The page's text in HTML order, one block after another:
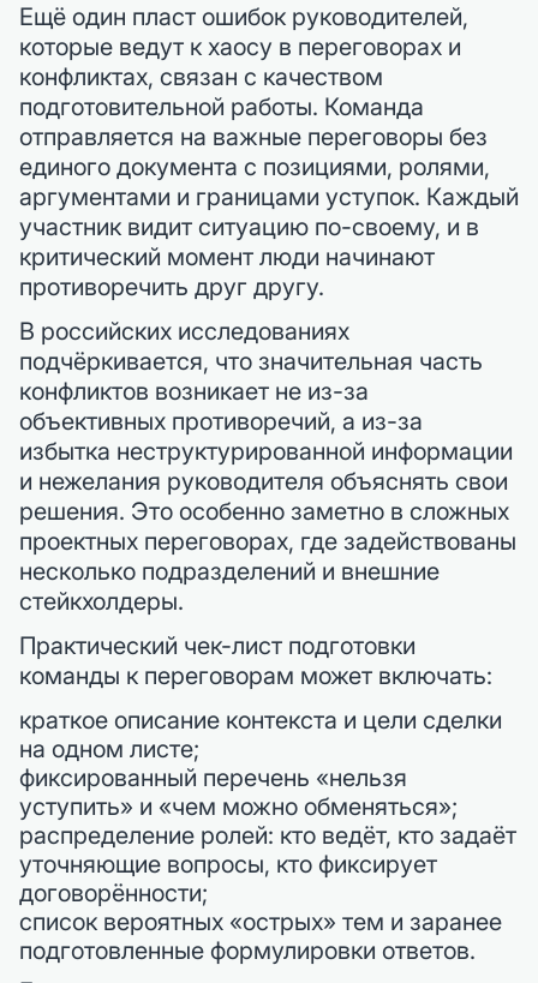
Ещё один пласт ошибок руководителей,
которые ведут к хаосу в переговорах и
конфликтах, связан с качеством
подготовительной работы. Команда
отправляется на важные переговоры без
единого документа с позициями, ролями,
аргументами и границами уступок. Каждый
участник видит ситуацию по-своему, и в
критический момент люди начинают
противоречить друг другу.
В российских исследованиях
подчёркивается, что значительная часть
конфликтов возникает не из-за
объективных противоречий, а из-за
избытка неструктурированной информации
и нежелания руководителя объяснять свои
решения. Это особенно заметно в сложных
проектных переговорах, где задействованы
несколько подразделений и внешние
стейкхолдеры.
Практический чек-лист подготовки
команды к переговорам может включать:
краткое описание контекста и цели сделки
на одном листе;
фиксированный перечень «нельзя
уступить» и «чем можно обменяться»;
распределение ролей: кто ведёт, кто задаёт
уточняющие вопросы, кто фиксирует
договорённости;
список вероятных «острых» тем и заранее
подготовленные формулировки ответов.